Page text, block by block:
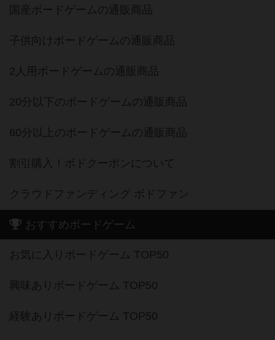
国産ボードゲームの通販商品
子供向けボードゲームの通販商品
2人用ボードゲームの通販商品
20分以下のボードゲームの通販商品
60分以上のボードゲームの通販商品
割引購入！ボドクーポンについて
クラウドファンディング ボドファン
おすすめボードゲーム
お気に入りボードゲーム TOP50
興味ありボードゲーム TOP50
経験ありボードゲーム TOP50